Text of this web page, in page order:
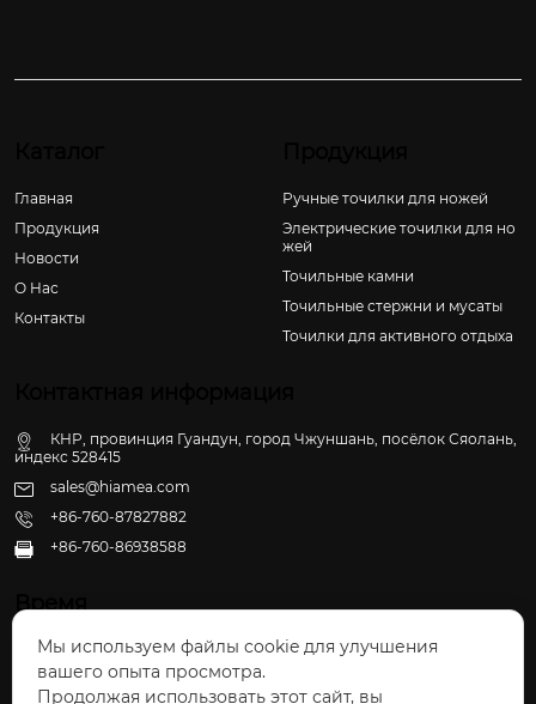
Главная
Продукция
Новости
О Hас
Контакты
Ручные точилки для ножей
Электрические точилки для но
жей
Точильные камни
Точильные стержни и мусаты
Точилки для активного отдыха
КНР, провинция Гуандун, город Чжуншань, посёлок Сяолань,
индекс 528415
sales@hiamea.com
+86-760-87827882
 +86-760-86938588
Время
Пн - Пт: 09:30 - 22:00
Сб - Вс: 10:00 - 22:30
Мы используем файлы cookie для улучшения
вашего опыта просмотра.
Продолжая использовать этот сайт, вы